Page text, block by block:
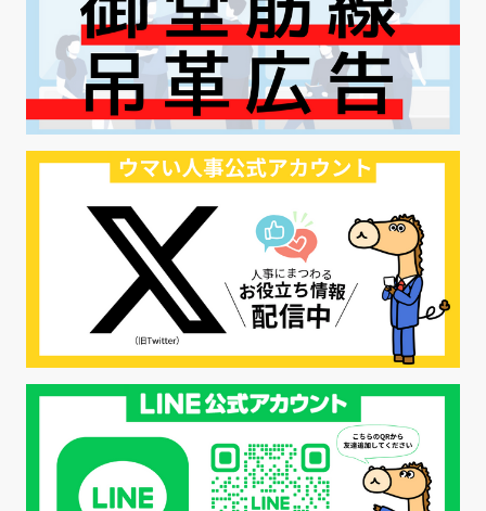
#早期退職 #ハラスメント
#ハラスメント対策 #SNS活用
#リクルーター制度 #内定辞退の防止
#歩留まり改善 #採用ナーチャリング
#採用CX #学内セミナー #カジュアル面談
#転職ファストパス #PRO #採用代行
#エシカル採用 #エシカル就活
#メンタルヘルス #年間採用計画
#年間採用 #応募数の増やし方 #26卒
#27採用プレ #高校生採用
#面接フィードバック #不法就労